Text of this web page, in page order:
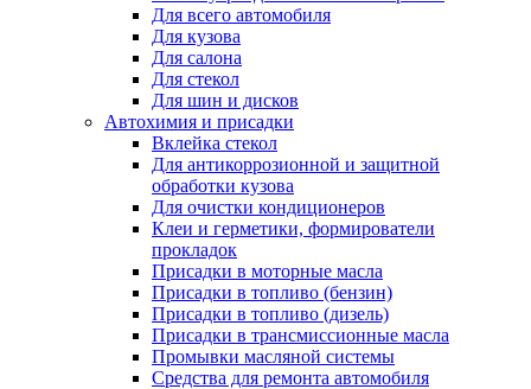
Для всего автомобиля
Для кузова
Для салона
Для стекол
Для шин и дисков
Автохимия и присадки
Вклейка стекол
Для антикоррозионной и защитной
обработки кузова
Для очистки кондиционеров
Клеи и герметики, формирователи
прокладок
Присадки в моторные масла
Присадки в топливо (бензин)
Присадки в топливо (дизель)
Присадки в трансмиссионные масла
Промывки масляной системы
Средства для ремонта автомобиля